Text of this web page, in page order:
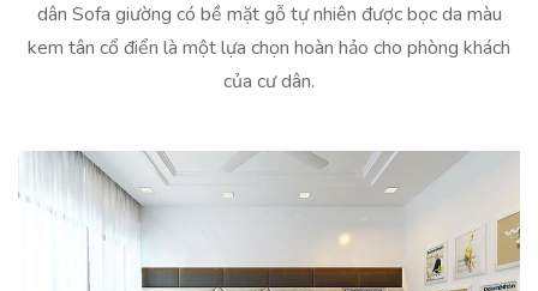
dân Sofa giường có bề mặt gỗ tự nhiên được bọc da màu
kem tân cổ điển là một lựa chọn hoàn hảo cho phòng khách
của cư dân.